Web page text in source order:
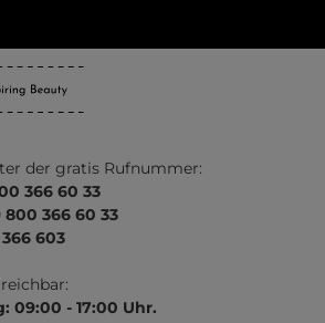
der gratis Rufnummer:
366 60 33
366 60 33
603
09:00 - 17:00 Uhr.